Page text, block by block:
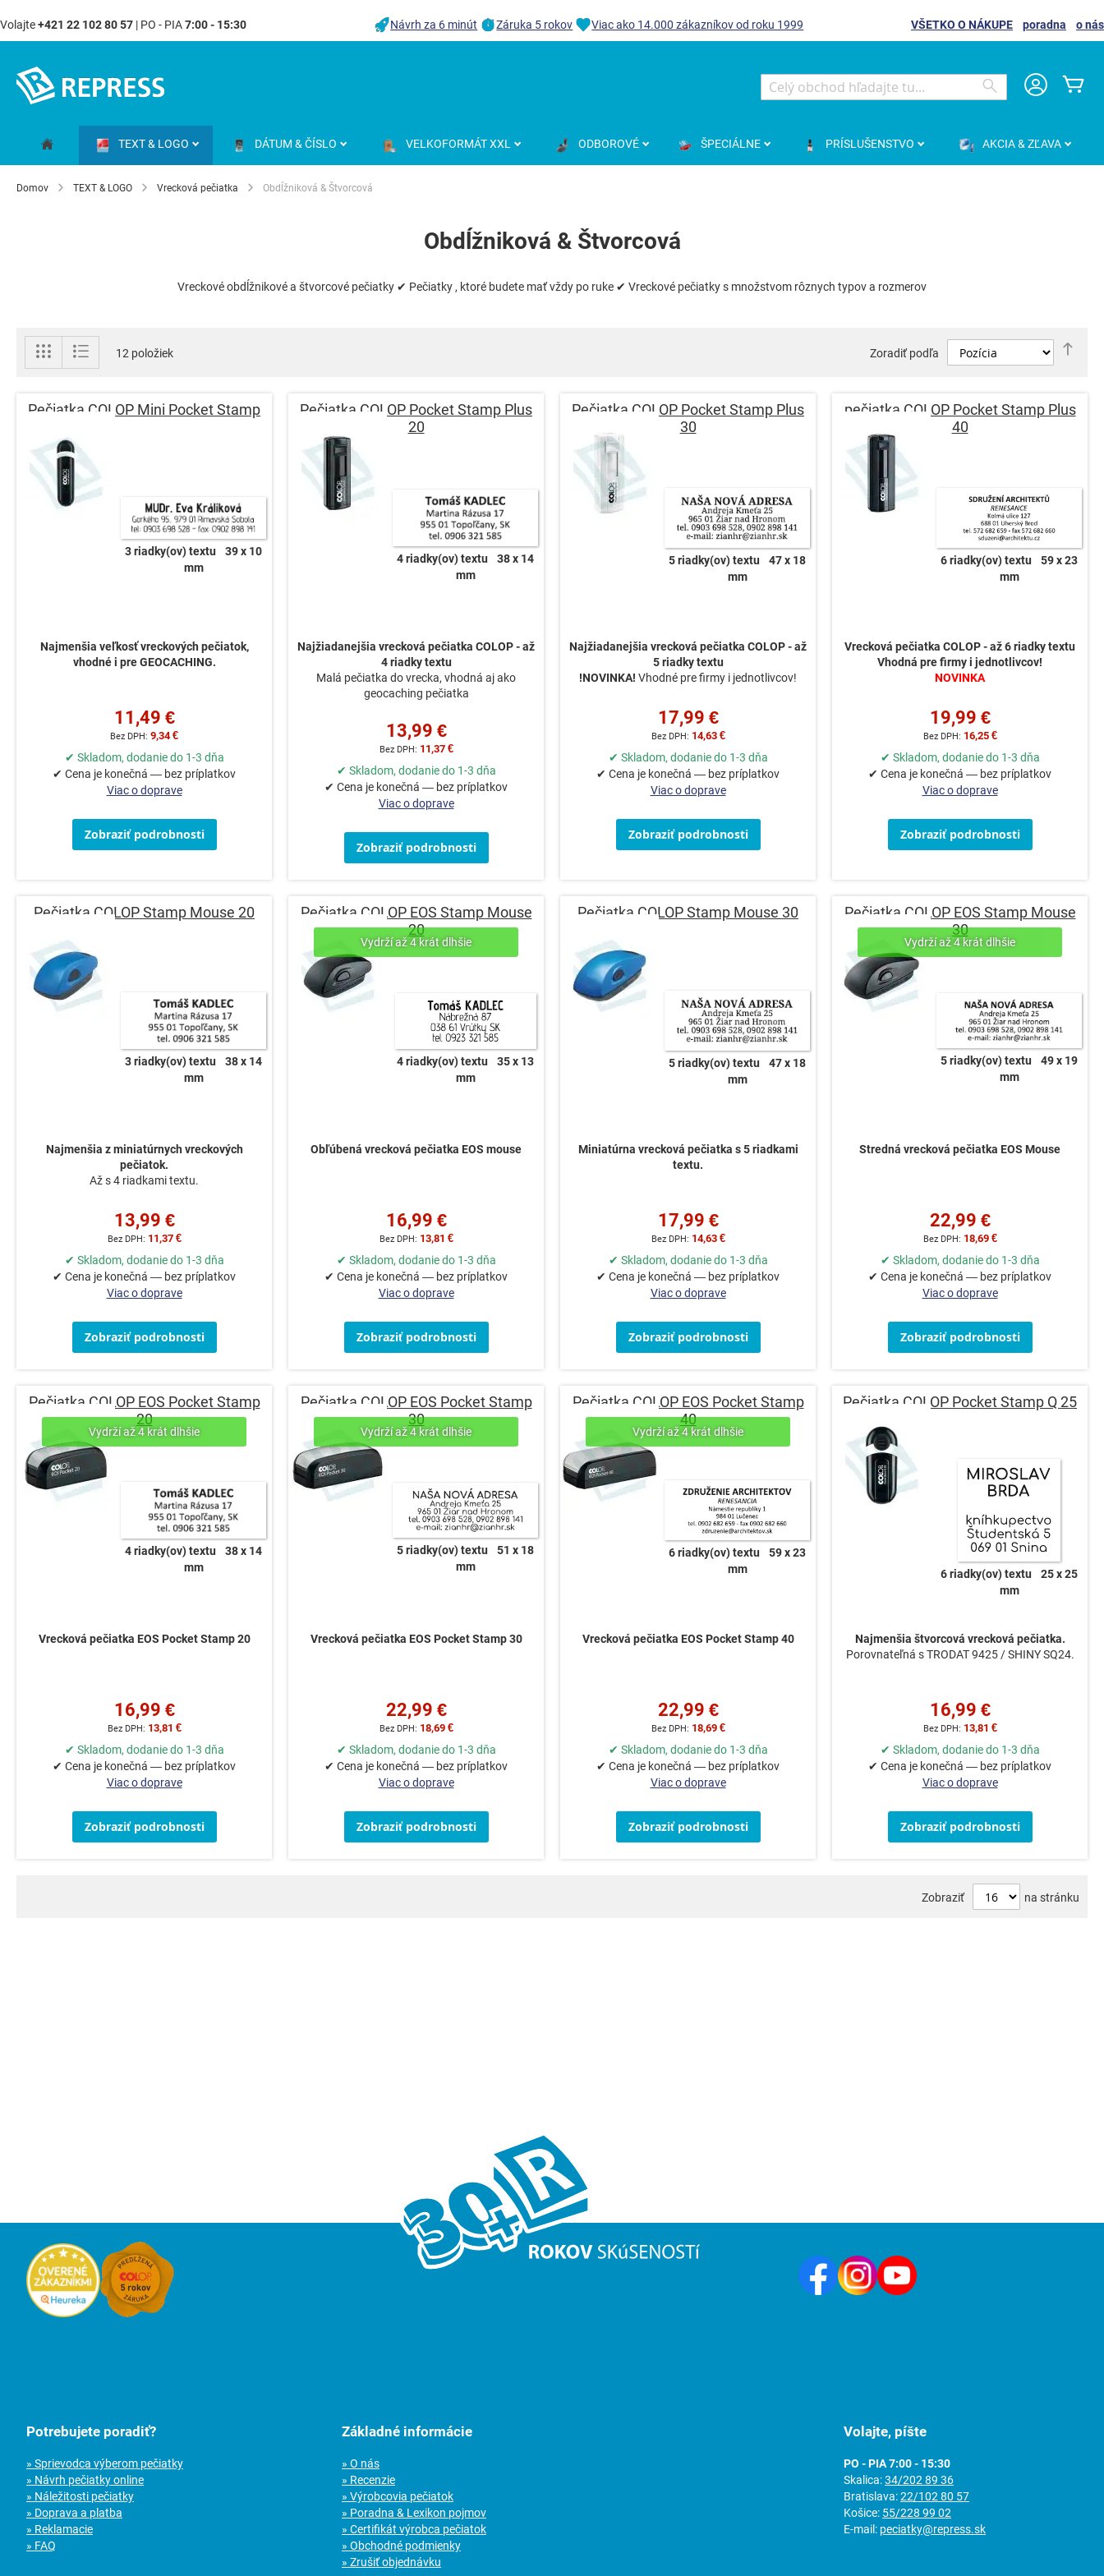
Volajte+421 22 102 80 57 | PO - PIA7:00 - 15:30 Návrh za 6 minút Záruka 5 rokov Viac ako 14.000 zákazníkov od roku 1999 VŠETKO O NÁKUPE poradna
o nás
Content
Search
TEXT & LOGO DÁTUM & ČÍSLO VELKOFORMÁT XXL ODBOROVÉ ŠPECIÁLNE PRÍSLUŠENSTVO AKCIA & ZĽAVA
Domov TEXT & LOGO Vrecková pečiatka Obdĺžniková & Štvorcová
Obdĺžniková & Štvorcová
Vreckové obdĺžnikové a štvorcové pečiatky ✔ Pečiatky , ktoré budete mať vždy po ruke ✔ Vreckové pečiatky s množstvom rôznych typov a rozmerov
Zobraziť
ako
Mriežka Zoznam
12 položiek Zoradiť podľa
Pečiatka COLOP Mini Pocket Stamp
3 riadky(ov) textu
39 x 10
mm
Najmenšia veľkosť vreckových pečiatok,
vhodné i pre GEOCACHING.
11,49 €
9,34 €
✔ Skladom, dodanie do 1-3 dňa
✔ Cena je konečná — bez príplatkov
Viac o doprave
Zobraziť podrobnosti
Pečiatka COLOP Pocket Stamp Plus
20
4 riadky(ov) textu
38 x 14
mm
Najžiadanejšia vrecková pečiatka COLOP - až
4 riadky textu
Malá pečiatka do vrecka, vhodná aj ako
geocaching pečiatka
13,99 €
11,37 €
✔ Skladom, dodanie do 1-3 dňa
✔ Cena je konečná — bez príplatkov
Viac o doprave
Zobraziť podrobnosti
Pečiatka COLOP Pocket Stamp Plus
30
5 riadky(ov) textu
47 x 18
mm
Najžiadanejšia vrecková pečiatka COLOP - až
5 riadky textu
!NOVINKA! Vhodné pre firmy i jednotlivcov!
17,99 €
14,63 €
✔ Skladom, dodanie do 1-3 dňa
✔ Cena je konečná — bez príplatkov
Viac o doprave
Zobraziť podrobnosti
pečiatka COLOP Pocket Stamp Plus
40
6 riadky(ov) textu
59 x 23
mm
Vrecková pečiatka COLOP - až 6 riadky textu
Vhodná pre firmy i jednotlivcov!
NOVINKA
19,99 €
16,25 €
✔ Skladom, dodanie do 1-3 dňa
✔ Cena je konečná — bez príplatkov
Viac o doprave
Zobraziť podrobnosti
Pečiatka COLOP Stamp Mouse 20
3 riadky(ov) textu
38 x 14
mm
Najmenšia z miniatúrnych vreckových
pečiatok.
Až s 4 riadkami textu.
13,99 €
11,37 €
✔ Skladom, dodanie do 1-3 dňa
✔ Cena je konečná — bez príplatkov
Viac o doprave
Zobraziť podrobnosti
Pečiatka COLOP EOS Stamp Mouse
20
4 riadky(ov) textu
35 x 13
mm
Obľúbená vrecková pečiatka EOS mouse
16,99 €
13,81 €
✔ Skladom, dodanie do 1-3 dňa
✔ Cena je konečná — bez príplatkov
Viac o doprave
Zobraziť podrobnosti
Pečiatka COLOP Stamp Mouse 30
5 riadky(ov) textu
47 x 18
mm
Miniatúrna vrecková pečiatka s 5 riadkami
textu.
17,99 €
14,63 €
✔ Skladom, dodanie do 1-3 dňa
✔ Cena je konečná — bez príplatkov
Viac o doprave
Zobraziť podrobnosti
Pečiatka COLOP EOS Stamp Mouse
30
5 riadky(ov) textu
49 x 19
mm
Stredná vrecková pečiatka EOS Mouse
22,99 €
18,69 €
✔ Skladom, dodanie do 1-3 dňa
✔ Cena je konečná — bez príplatkov
Viac o doprave
Zobraziť podrobnosti
Pečiatka COLOP EOS Pocket Stamp
20
4 riadky(ov) textu
38 x 14
mm
Vrecková pečiatka EOS Pocket Stamp 20
16,99 €
13,81 €
✔ Skladom, dodanie do 1-3 dňa
✔ Cena je konečná — bez príplatkov
Viac o doprave
Zobraziť podrobnosti
Pečiatka COLOP EOS Pocket Stamp
30
5 riadky(ov) textu
51 x 18
mm
Vrecková pečiatka EOS Pocket Stamp 30
22,99 €
18,69 €
✔ Skladom, dodanie do 1-3 dňa
✔ Cena je konečná — bez príplatkov
Viac o doprave
Zobraziť podrobnosti
Pečiatka COLOP EOS Pocket Stamp
40
6 riadky(ov) textu
59 x 23
mm
Vrecková pečiatka EOS Pocket Stamp 40
22,99 €
18,69 €
✔ Skladom, dodanie do 1-3 dňa
✔ Cena je konečná — bez príplatkov
Viac o doprave
Zobraziť podrobnosti
Pečiatka COLOP Pocket Stamp Q 25
6 riadky(ov) textu
25 x 25
mm
Najmenšia štvorcová vrecková pečiatka.
Porovnateľná s TRODAT 9425 / SHINY SQ24.
16,99 €
13,81 €
✔ Skladom, dodanie do 1-3 dňa
✔ Cena je konečná — bez príplatkov
Viac o doprave
Zobraziť podrobnosti
Zobraziť na stránku
Potrebujete poradiť?
» Sprievodca výberom pečiatky
» Návrh pečiatky online
» Náležitosti pečiatky
» Doprava a platba
» Reklamacie
» FAQ
Základné informácie
» O nás
» Recenzie
» Výrobcovia pečiatok
» Poradna & Lexikon pojmov
» Certifikát výrobca pečiatok
» Obchodné podmienky
» Zrušiť objednávku
Volajte, píšte
PO - PIA 7:00 - 15:30
Skalica:34/202 89 36
Bratislava:22/102 80 57
Košice: 55/228 99 02
E-mail: peciatky@repress.sk